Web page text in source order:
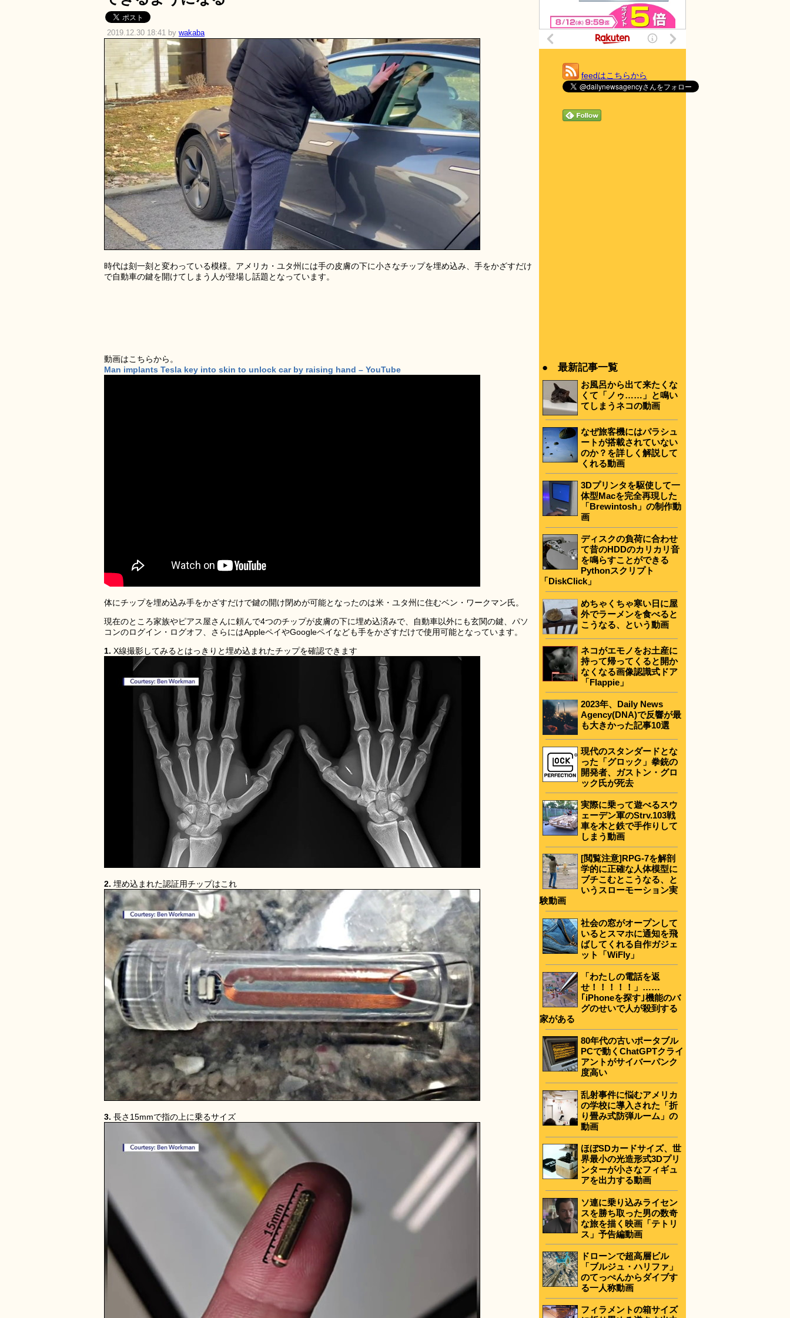
2019.12.30 18:41 by wakaba
時代は刻一刻と変わっている模様。アメリカ・ユタ州には手の皮膚の下に小さなチップを埋め込み、手をかざすだけ
で自動車の鍵を開けてしまう人が登場し話題となっています。
動画はこちらから。
Man implants Tesla key into skin to unlock car by raising hand – YouTube
体にチップを埋め込み手をかざすだけで鍵の開け閉めが可能となったのは米・ユタ州に住むベン・ワークマン氏。
現在のところ家族やピアス屋さんに頼んで4つのチップが皮膚の下に埋め込済みで、自動車以外にも玄関の鍵、パソ
コンのログイン・ログオフ、さらにはAppleペイやGoogleペイなども手をかざすだけで使用可能となっています。
1. X線撮影してみるとはっきりと埋め込まれたチップを確認できます
2. 埋め込まれた認証用チップはこれ
3. 長さ15mmで指の上に乗るサイズ
feedはこちらから
● 最新記事一覧
お風呂から出て来たくな
くて「ノゥ……」と鳴い
てしまうネコの動画
なぜ旅客機にはパラシュ
ートが搭載されていない
のか？を詳しく解説して
くれる動画
3Dプリンタを駆使して一
体型Macを完全再現した
「Brewintosh」の制作動
画
ディスクの負荷に合わせ
て昔のHDDのカリカリ音
を鳴らすことができる
Pythonスクリプト
「DiskClick」
めちゃくちゃ寒い日に屋
外でラーメンを食べると
こうなる、という動画
ネコがエモノをお土産に
持って帰ってくると開か
なくなる画像認識式ドア
「Flappie」
2023年、Daily News
Agency(DNA)で反響が最
も大きかった記事10選
現代のスタンダードとな
った「グロック」拳銃の
開発者、ガストン・グロ
ック氏が死去
実際に乗って遊べるスウ
ェーデン軍のStrv.103戦
車を木と鉄で手作りして
しまう動画
[閲覧注意]RPG-7を解剖
学的に正確な人体模型に
ブチこむとこうなる、と
いうスローモーション実
験動画
社会の窓がオープンして
いるとスマホに通知を飛
ばしてくれる自作ガジェ
ット「WiFly」
「わたしの電話を返
せ！！！！！」……
｢iPhoneを探す｣機能のバ
グのせいで人が殺到する
家がある
80年代の古いポータブル
PCで動くChatGPTクライ
アントがサイバーパンク
度高い
乱射事件に悩むアメリカ
の学校に導入された「折
り畳み式防弾ルーム」の
動画
ほぼSDカードサイズ、世
界最小の光造形式3Dプリ
ンターが小さなフィギュ
アを出力する動画
ソ連に乗り込みライセン
スを勝ち取った男の数奇
な旅を描く映画「テトリ
ス」予告編動画
ドローンで超高層ビル
「ブルジュ・ハリファ」
のてっぺんからダイブす
る一人称動画
フィラメントの箱サイズ